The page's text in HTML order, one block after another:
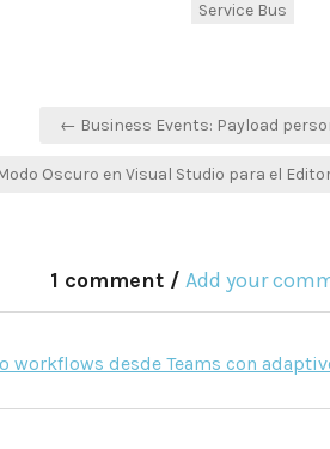
Service Bus
← Business Events: Payload
Oscuro en Visual Studio para el
1 comment / Add your
workflows desde Teams con